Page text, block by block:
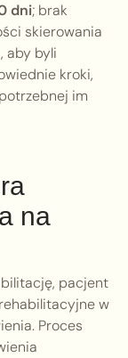
dni; brak
skierowania
aby byli
kroki,
im
na
pacjent
w
Proces